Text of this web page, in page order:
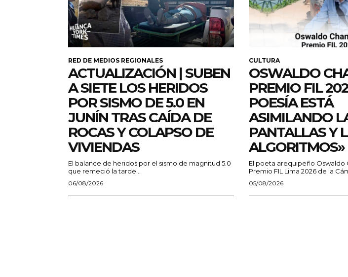
RED DE MEDIOS REGIONALES
ACTUALIZACIÓN | SUBEN
A SIETE LOS HERIDOS
POR SISMO DE 5.0 EN
JUNÍN TRAS CAÍDA DE
ROCAS Y COLAPSO DE
VIVIENDAS
El balance de heridos por el sismo de magnitud 5.0
que remeció la tarde...
06/08/2026
CULTURA
OSWALDO
PREMIO FIL
POESÍA ESTÁ
ASIMILANDO
PANTALLAS Y
ALGORITMOS»
El poeta arequipeño Oswaldo
Premio FIL Lima 2026 de la
05/08/2026